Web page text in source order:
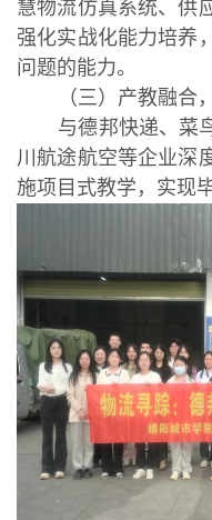
慧物流仿真系统、供
强化实战化能力培养
问题的能力。
（三）产教融合
与德邦快递、菜
川航途航空等企业深
施项目式教学，实现